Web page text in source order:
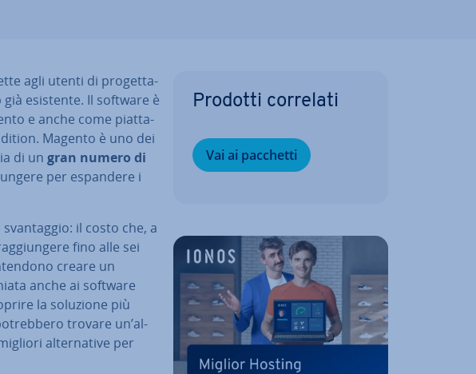
agli utenti di pro­get­ta­
esistente. Il software è
e anche come piat­ta­
Magento è uno dei
di un gran numero di
per espandere i
il costo che, a
fino alle sei
creare un
anche ai software
la soluzione più
trovare un’al­
al­ter­na­ti­ve per
Prodotti correlati
Vai ai pacchetti